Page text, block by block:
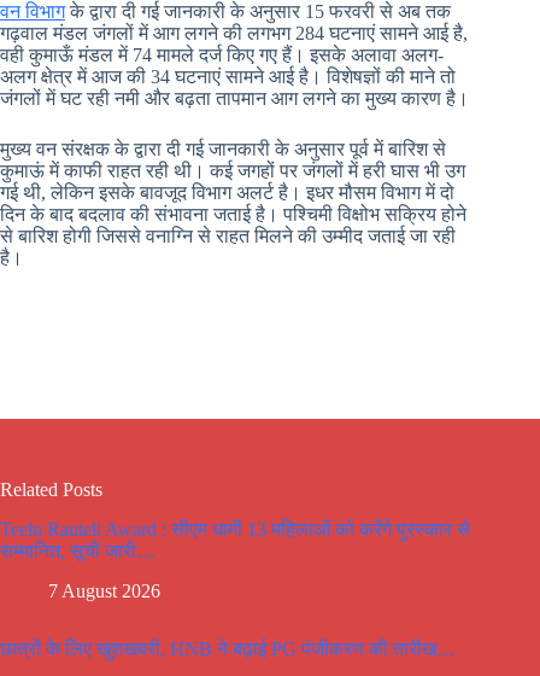
वन विभागके द्वारा दी गई जानकारी के अनुसार 15 फरवरी से अब तक
गढ़वाल मंडल जंगलों में आग लगने की लगभग 284 घटनाएं सामने आई है,
वही कुमाऊँ मंडल में 74 मामले दर्ज किए गए हैं। इसके अलावा अलग-
अलग क्षेत्र में आज की 34 घटनाएं सामने आई है। विशेषज्ञों की माने तो
जंगलों में घट रही नमी और बढ़ता तापमान आग लगने का मुख्य कारण है।
मुख्य वन संरक्षक के द्वारा दी गई जानकारी के अनुसार पूर्व में बारिश से
कुमाऊं में काफी राहत रही थी। कई जगहों पर जंगलों में हरी घास भी उग
गई थी, लेकिन इसके बावजूद विभाग अलर्ट है। इधर मौसम विभाग में दो
दिन के बाद बदलाव की संभावना जताई है। पश्चिमी विक्षोभ सक्रिय होने
से बारिश होगी जिससे वनाग्नि से राहत मिलने की उम्मीद जताई जा रही
है।
Related Posts
Teelu Rauteli Award : सीएम धामी 13 महिलाओं को करेंगे पुरस्कार से
सम्मानित, सूची जारी…
7 August 2026
छात्रों के लिए खुशखबरी, HNB ने बढ़ाई PG पंजीकरण की तारीख…